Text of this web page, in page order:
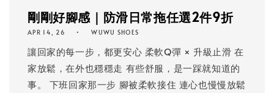
剛剛好腳感｜防滑日常拖任選2件9折
APR 14, 26 WUWU SHOES
讓回家的每一步，都更安心 柔軟Q彈 × 升級止滑 在
家放鬆，在外也穩穩走 有些舒服，是一踩就知道的
事。 下班回家那一步 腳被柔軟接住 連心也慢慢放鬆